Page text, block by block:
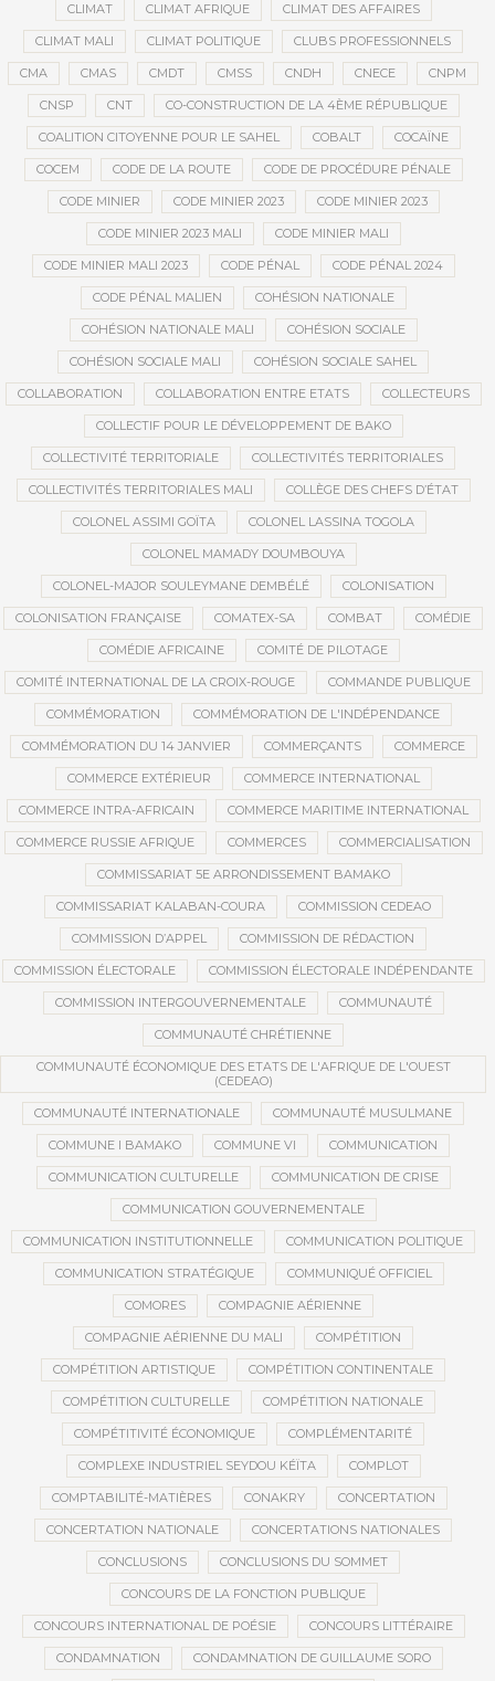
CLIMAT CLIMAT AFRIQUE CLIMAT DES AFFAIRES
CLIMAT MALI CLIMAT POLITIQUE CLUBS PROFESSIONNELS
CMA CMAS CMDT CMSS CNDH CNECE CNPM
CNSP CNT CO-CONSTRUCTION DE LA 4ÈME RÉPUBLIQUE
COALITION CITOYENNE POUR LE SAHEL COBALT COCAÏNE
COCEM CODE DE LA ROUTE CODE DE PROCÉDURE PÉNALE
CODE MINIER CODE MINIER 2023 CODE MINIER 2023
CODE MINIER 2023 MALI CODE MINIER MALI
CODE MINIER MALI 2023 CODE PÉNAL CODE PÉNAL 2024
CODE PÉNAL MALIEN COHÉSION NATIONALE
COHÉSION NATIONALE MALI COHÉSION SOCIALE
COHÉSION SOCIALE MALI COHÉSION SOCIALE SAHEL
COLLABORATION COLLABORATION ENTRE ETATS COLLECTEURS
COLLECTIF POUR LE DÉVELOPPEMENT DE BAKO
COLLECTIVITÉ TERRITORIALE COLLECTIVITÉS TERRITORIALES
COLLECTIVITÉS TERRITORIALES MALI COLLÈGE DES CHEFS D’ÉTAT
COLONEL ASSIMI GOÏTA COLONEL LASSINA TOGOLA
COLONEL MAMADY DOUMBOUYA
COLONEL-MAJOR SOULEYMANE DEMBÉLÉ COLONISATION
COLONISATION FRANÇAISE COMATEX-SA COMBAT COMÉDIE
COMÉDIE AFRICAINE COMITÉ DE PILOTAGE
COMITÉ INTERNATIONAL DE LA CROIX-ROUGE COMMANDE PUBLIQUE
COMMÉMORATION COMMÉMORATION DE L'INDÉPENDANCE
COMMÉMORATION DU 14 JANVIER COMMERÇANTS COMMERCE
COMMERCE EXTÉRIEUR COMMERCE INTERNATIONAL
COMMERCE INTRA-AFRICAIN COMMERCE MARITIME INTERNATIONAL
COMMERCE RUSSIE AFRIQUE COMMERCES COMMERCIALISATION
COMMISSARIAT 5E ARRONDISSEMENT BAMAKO
COMMISSARIAT KALABAN-COURA COMMISSION CEDEAO
COMMISSION D’APPEL COMMISSION DE RÉDACTION
COMMISSION ÉLECTORALE COMMISSION ÉLECTORALE INDÉPENDANTE
COMMISSION INTERGOUVERNEMENTALE COMMUNAUTÉ
COMMUNAUTÉ CHRÉTIENNE
COMMUNAUTÉ ÉCONOMIQUE DES ETATS DE L'AFRIQUE DE L'OUEST
(CEDEAO)
COMMUNAUTÉ INTERNATIONALE COMMUNAUTÉ MUSULMANE
COMMUNE I BAMAKO COMMUNE VI COMMUNICATION
COMMUNICATION CULTURELLE COMMUNICATION DE CRISE
COMMUNICATION GOUVERNEMENTALE
COMMUNICATION INSTITUTIONNELLE COMMUNICATION POLITIQUE
COMMUNICATION STRATÉGIQUE COMMUNIQUÉ OFFICIEL
COMORES COMPAGNIE AÉRIENNE
COMPAGNIE AÉRIENNE DU MALI COMPÉTITION
COMPÉTITION ARTISTIQUE COMPÉTITION CONTINENTALE
COMPÉTITION CULTURELLE COMPÉTITION NATIONALE
COMPÉTITIVITÉ ÉCONOMIQUE COMPLÉMENTARITÉ
COMPLEXE INDUSTRIEL SEYDOU KÉÏTA COMPLOT
COMPTABILITÉ-MATIÈRES CONAKRY CONCERTATION
CONCERTATION NATIONALE CONCERTATIONS NATIONALES
CONCLUSIONS CONCLUSIONS DU SOMMET
CONCOURS DE LA FONCTION PUBLIQUE
CONCOURS INTERNATIONAL DE POÉSIE CONCOURS LITTÉRAIRE
CONDAMNATION CONDAMNATION DE GUILLAUME SORO